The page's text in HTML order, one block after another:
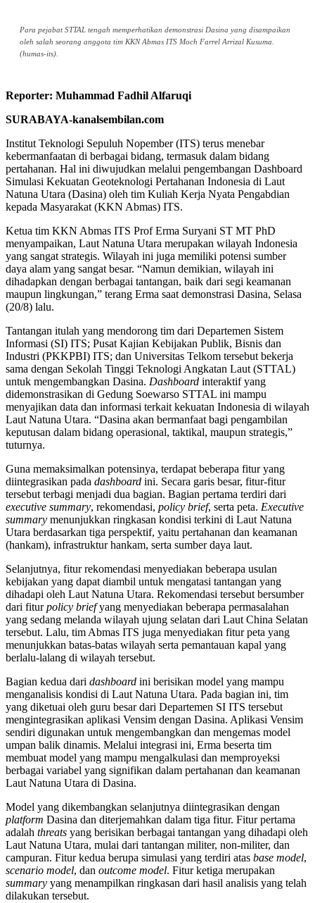
Para pejabat STTAL tengah memperhatikan demonstrasi Dasina yang disampaikan
oleh salah seorang anggota tim KKN Abmas ITS Moch Farrel Arrizal Kusuma.
(humas-its).
Reporter: Muhammad Fadhil Alfaruqi
SURABAYA-kanalsembilan.com
Institut Teknologi Sepuluh Nopember (ITS) terus menebar
kebermanfaatan di berbagai bidang, termasuk dalam bidang
pertahanan. Hal ini diwujudkan melalui pengembangan Dashboard
Simulasi Kekuatan Geoteknologi Pertahanan Indonesia di Laut
Natuna Utara (Dasina) oleh tim Kuliah Kerja Nyata Pengabdian
kepada Masyarakat (KKN Abmas) ITS.
Ketua tim KKN Abmas ITS Prof Erma Suryani ST MT PhD
menyampaikan, Laut Natuna Utara merupakan wilayah Indonesia
yang sangat strategis. Wilayah ini juga memiliki potensi sumber
daya alam yang sangat besar. “Namun demikian, wilayah ini
dihadapkan dengan berbagai tantangan, baik dari segi keamanan
maupun lingkungan,” terang Erma saat demonstrasi Dasina, Selasa
(20/8) lalu.
Tantangan itulah yang mendorong tim dari Departemen Sistem
Informasi (SI) ITS; Pusat Kajian Kebijakan Publik, Bisnis dan
Industri (PKKPBI) ITS; dan Universitas Telkom tersebut bekerja
sama dengan Sekolah Tinggi Teknologi Angkatan Laut (STTAL)
untuk mengembangkan Dasina. Dashboard interaktif yang
didemonstrasikan di Gedung Soewarso STTAL ini mampu
menyajikan data dan informasi terkait kekuatan Indonesia di wilayah
Laut Natuna Utara. “Dasina akan bermanfaat bagi pengambilan
keputusan dalam bidang operasional, taktikal, maupun strategis,”
tuturnya.
Guna memaksimalkan potensinya, terdapat beberapa fitur yang
diintegrasikan pada dashboard ini. Secara garis besar, fitur-fitur
tersebut terbagi menjadi dua bagian. Bagian pertama terdiri dari
executive summary, rekomendasi, policy brief, serta peta. Executive
summary menunjukkan ringkasan kondisi terkini di Laut Natuna
Utara berdasarkan tiga perspektif, yaitu pertahanan dan keamanan
(hankam), infrastruktur hankam, serta sumber daya laut.
Selanjutnya, fitur rekomendasi menyediakan beberapa usulan
kebijakan yang dapat diambil untuk mengatasi tantangan yang
dihadapi oleh Laut Natuna Utara. Rekomendasi tersebut bersumber
dari fiturpolicy briefyang menyediakan beberapa permasalahan
yang sedang melanda wilayah ujung selatan dari Laut China Selatan
tersebut. Lalu, tim Abmas ITS juga menyediakan fitur peta yang
menunjukkan batas-batas wilayah serta pemantauan kapal yang
berlalu-lalang di wilayah tersebut.
Bagian kedua dari dashboard ini berisikan model yang mampu
menganalisis kondisi di Laut Natuna Utara. Pada bagian ini, tim
yang diketuai oleh guru besar dari Departemen SI ITS tersebut
mengintegrasikan aplikasi Vensim dengan Dasina. Aplikasi Vensim
sendiri digunakan untuk mengembangkan dan mengemas model
umpan balik dinamis. Melalui integrasi ini, Erma beserta tim
membuat model yang mampu mengalkulasi dan memproyeksi
berbagai variabel yang signifikan dalam pertahanan dan keamanan
Laut Natuna Utara di Dasina.
Model yang dikembangkan selanjutnya diintegrasikan dengan
platform Dasina dan diterjemahkan dalam tiga fitur. Fitur pertama
adalah threats yang berisikan berbagai tantangan yang dihadapi oleh
Laut Natuna Utara, mulai dari tantangan militer, non-militer, dan
campuran. Fitur kedua berupa simulasi yang terdiri atas base model,
scenario model, dan outcome model. Fitur ketiga merupakan
summary yang menampilkan ringkasan dari hasil analisis yang telah
dilakukan tersebut.